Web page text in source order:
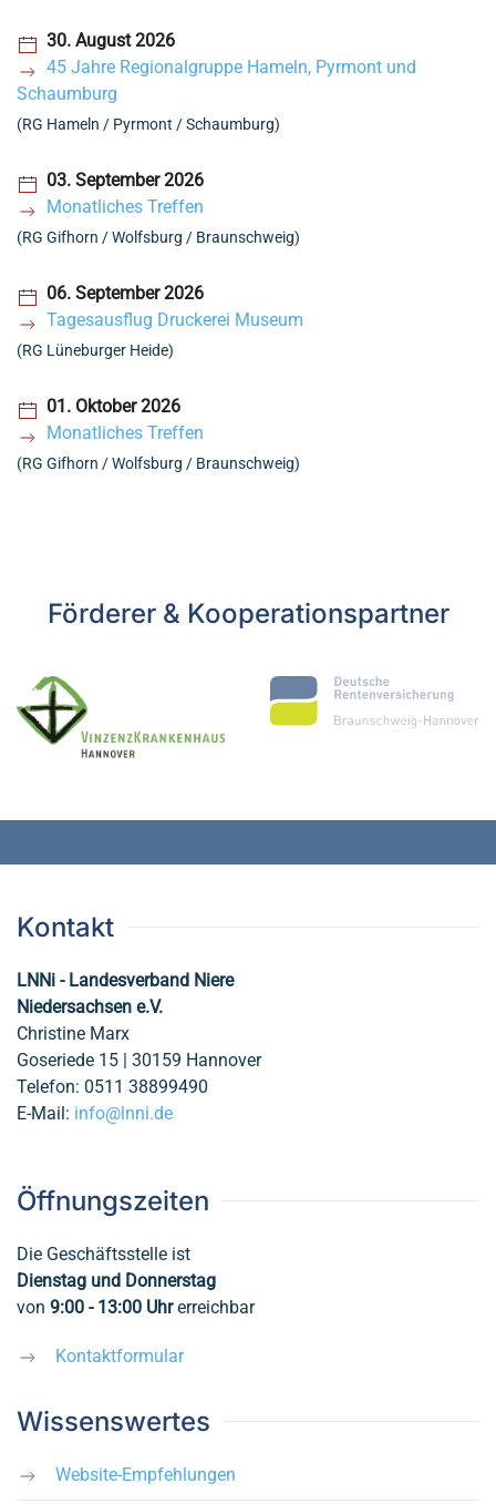
30. August 2026
45 Jahre Regionalgruppe Hameln, Pyrmont und
Schaumburg
(RG Hameln / Pyrmont / Schaumburg)
03. September 2026
Monatliches Treffen
(RG Gifhorn / Wolfsburg / Braunschweig)
06. September 2026
Tagesausflug Druckerei Museum
(RG Lüneburger Heide)
01. Oktober 2026
Monatliches Treffen
(RG Gifhorn / Wolfsburg / Braunschweig)
Förderer & Kooperationspartner
Kontakt
LNNi - Landesverband Niere
Niedersachsen e.V.
Christine Marx
Goseriede 15 | 30159 Hannover
Telefon: 0511 38899490
E-Mail: info@lnni.de
Öffnungszeiten
Die Geschäftsstelle ist
Dienstag und Donnerstag
von 9:00 - 13:00 Uhrerreichbar
Kontaktformular
Wissenswertes
Website-Empfehlungen